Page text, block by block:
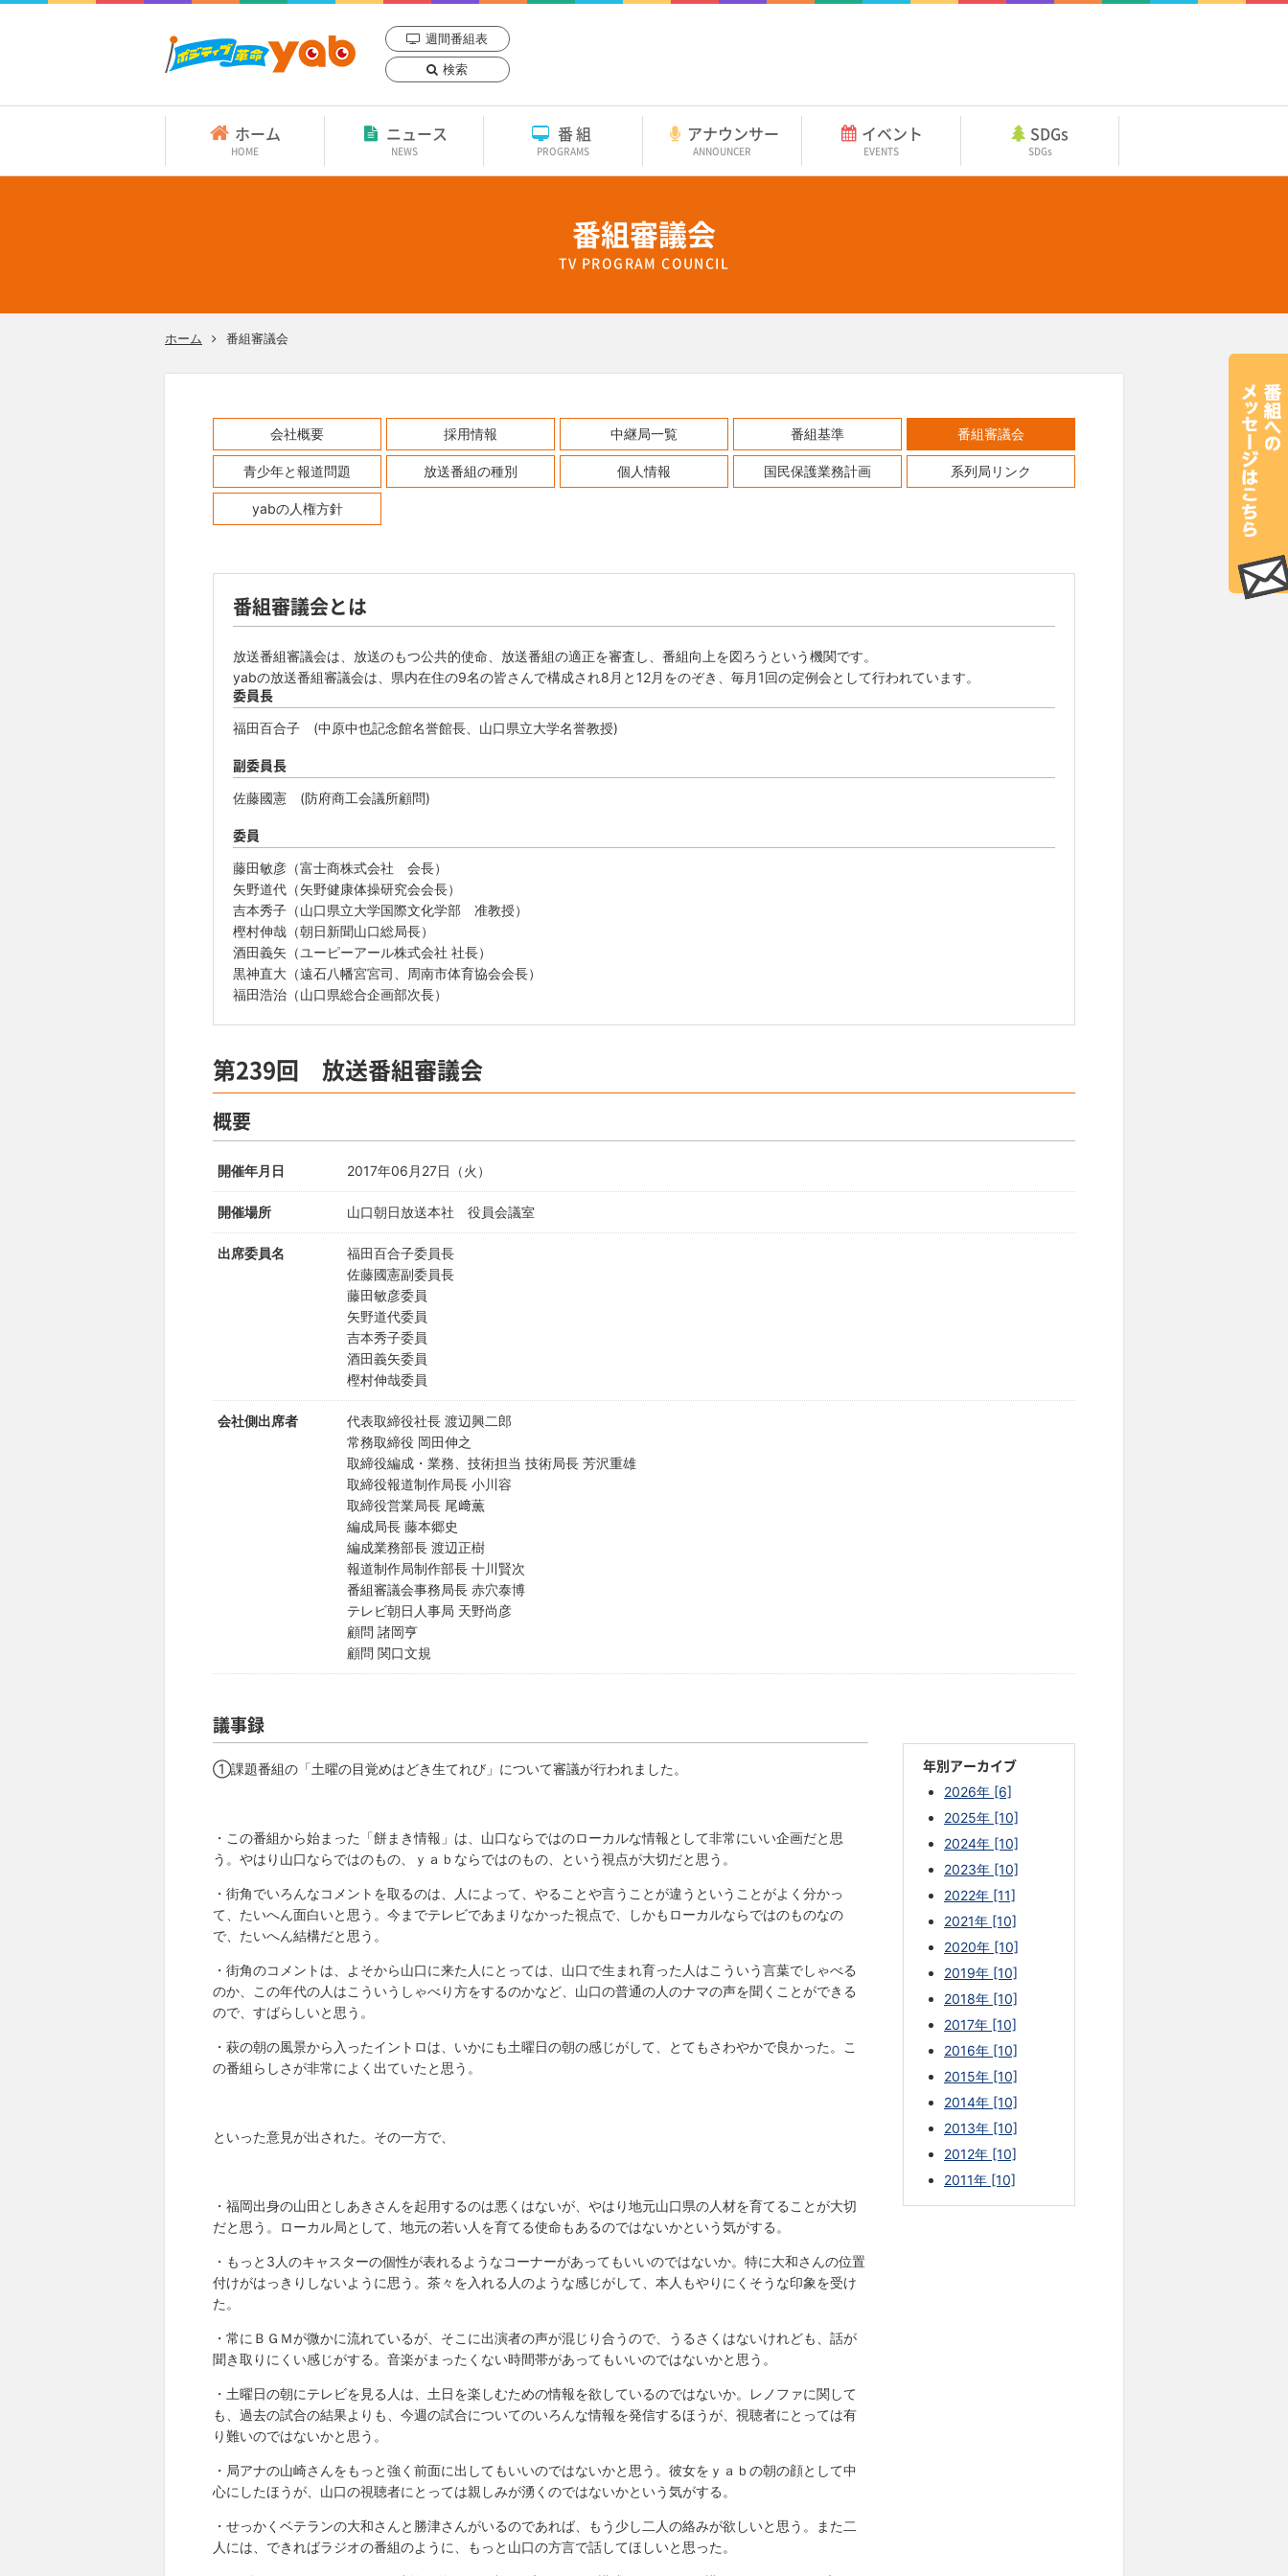
週間番組表
検索
ホーム
HOME
ニュース
NEWS
番組
PROGRAMS
アナウンサー
ANNOUNCER
イベント
EVENTS
SDGs
SDGs
番組審議会
TV PROGRAM COUNCIL
ホーム 番組審議会
会社概要 採用情報 中継局一覧 番組基準 番組審議会
青少年と報道問題 放送番組の種別 個人情報 国民保護業務計画 系列局リンク
yabの人権方針
番組審議会とは
放送番組審議会は、放送のもつ公共的使命、放送番組の適正を審査し、番組向上を図ろうという機関です。
yabの放送番組審議会は、県内在住の9名の皆さんで構成され8月と12月をのぞき、毎月1回の定例会として行われています。
委員長
福田百合子 (中原中也記念館名誉館長、山口県立大学名誉教授)
副委員長
佐藤國憲 (防府商工会議所顧問)
委員
藤田敏彦（富士商株式会社 会長）
矢野道代（矢野健康体操研究会会長）
吉本秀子（山口県立大学国際文化学部 准教授）
樫村伸哉（朝日新聞山口総局長）
酒田義矢（ユーピーアール株式会社 社長）
黒神直大（遠石八幡宮宮司、周南市体育協会会長）
福田浩治（山口県総合企画部次長）
第239回 放送番組審議会
概要
開催年月日 2017年06月27日（火）
開催場所 山口朝日放送本社 役員会議室
出席委員名
福田百合子委員長
佐藤國憲副委員長
藤田敏彦委員
矢野道代委員
吉本秀子委員
酒田義矢委員
樫村伸哉委員
会社側出席者
代表取締役社長 渡辺興二郎
常務取締役 岡田伸之
取締役編成・業務、技術担当 技術局長 芳沢重雄
取締役報道制作局長 小川容
取締役営業局長 尾﨑薫
編成局長 藤本郷史
編成業務部長 渡辺正樹
報道制作局制作部長 十川賢次
番組審議会事務局長 赤穴泰博
テレビ朝日人事局 天野尚彦
顧問 諸岡亨
顧問 関口文規
議事録
①課題番組の「土曜の目覚めはどき生てれび」について審議が行われました。
・この番組から始まった「餅まき情報」は、山口ならではのローカルな情報として非常にいい企画だと思
う。やはり山口ならではのもの、ｙａｂならではのもの、という視点が大切だと思う。
・街角でいろんなコメントを取るのは、人によって、やることや言うことが違うということがよく分かっ
て、たいへん面白いと思う。今までテレビであまりなかった視点で、しかもローカルならではのものなの
で、たいへん結構だと思う。
・街角のコメントは、よそから山口に来た人にとっては、山口で生まれ育った人はこういう言葉でしゃべる
のか、この年代の人はこういうしゃべり方をするのかなど、山口の普通の人のナマの声を聞くことができる
ので、すばらしいと思う。
・萩の朝の風景から入ったイントロは、いかにも土曜日の朝の感じがして、とてもさわやかで良かった。こ
の番組らしさが非常によく出ていたと思う。
といった意見が出された。その一方で、
・福岡出身の山田としあきさんを起用するのは悪くはないが、やはり地元山口県の人材を育てることが大切
だと思う。ローカル局として、地元の若い人を育てる使命もあるのではないかという気がする。
・もっと3人のキャスターの個性が表れるようなコーナーがあってもいいのではないか。特に大和さんの位置
付けがはっきりしないように思う。茶々を入れる人のような感じがして、本人もやりにくそうな印象を受け
た。
・常にＢＧＭが微かに流れているが、そこに出演者の声が混じり合うので、うるさくはないけれども、話が
聞き取りにくい感じがする。音楽がまったくない時間帯があってもいいのではないかと思う。
・土曜日の朝にテレビを見る人は、土日を楽しむための情報を欲しているのではないか。レノファに関して
も、過去の試合の結果よりも、今週の試合についてのいろんな情報を発信するほうが、視聴者にとっては有
り難いのではないかと思う。
・局アナの山崎さんをもっと強く前面に出してもいいのではないかと思う。彼女をｙａｂの朝の顔として中
心にしたほうが、山口の視聴者にとっては親しみが湧くのではないかという気がする。
・せっかくベテランの大和さんと勝津さんがいるのであれば、もう少し二人の絡みが欲しいと思う。また二
人には、できればラジオの番組のように、もっと山口の方言で話してほしいと思った。
年別アーカイブ
2026年 [6]
2025年 [10]
2024年 [10]
2023年 [10]
2022年 [11]
2021年 [10]
2020年 [10]
2019年 [10]
2018年 [10]
2017年 [10]
2016年 [10]
2015年 [10]
2014年 [10]
2013年 [10]
2012年 [10]
2011年 [10]